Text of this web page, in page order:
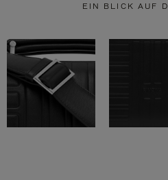
EIN BLICK AUF